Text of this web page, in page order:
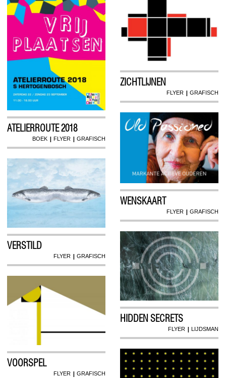
ATELIERROUTE 2018
BOEK | FLYER | GRAFISCH
ZICHTLIJNEN
FLYER | GRAFISCH
WENSKAART
FLYER | GRAFISCH
VERSTILD
FLYER | GRAFISCH
HIDDEN SECRETS
FLYER | LIJDSMAN
VOORSPEL
FLYER | GRAFISCH